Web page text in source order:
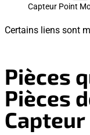
Capteur Point
Certains liens sont
Pièces
Pièces